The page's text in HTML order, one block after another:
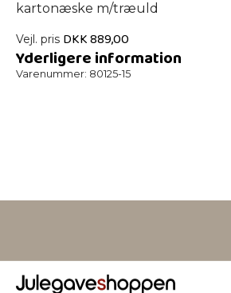
kartonæske m/træuld
Vejl. pris DKK889,00
Yderligere information
Varenummer: 80125-15